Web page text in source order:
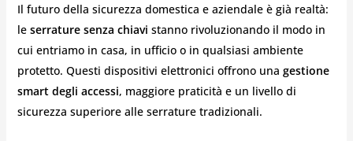
Il futuro della sicurezza domestica e aziendale è già realtà:
le serrature senza chiavi stanno rivoluzionando il modo in
cui entriamo in casa, in ufficio o in qualsiasi ambiente
protetto. Questi dispositivi elettronici offrono una gestione
smart degli accessi, maggiore praticità e un livello di
sicurezza superiore alle serrature tradizionali.